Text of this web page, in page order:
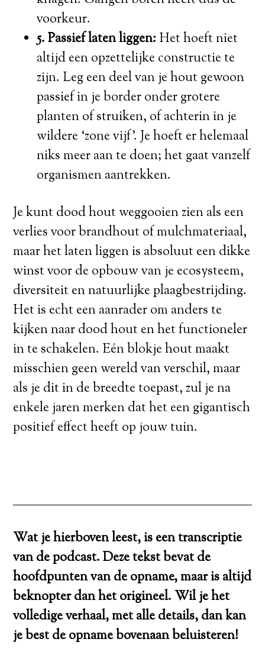
voorkeur.
5. Passief laten liggen: Het hoeft niet
altijd een opzettelijke constructie te
zijn. Leg een deel van je hout gewoon
passief in je border onder grotere
planten of struiken, of achterin in je
wildere ‘zone vijf’. Je hoeft er helemaal
niks meer aan te doen; het gaat vanzelf
organismen aantrekken.
Je kunt dood hout weggooien zien als een
verlies voor brandhout of mulchmateriaal,
maar het laten liggen is absoluut een dikke
winst voor de opbouw van je ecosysteem,
diversiteit en natuurlijke plaagbestrijding.
Het is echt een aanrader om anders te
kijken naar dood hout en het functioneler
in te schakelen. Eén blokje hout maakt
misschien geen wereld van verschil, maar
als je dit in de breedte toepast, zul je na
enkele jaren merken dat het een gigantisch
positief effect heeft op jouw tuin.
Wat je hierboven leest, is een transcriptie
van de podcast. Deze tekst bevat de
hoofdpunten van de opname, maar is altijd
beknopter dan het origineel. Wil je het
volledige verhaal, met alle details, dan kan
je best de opname bovenaan beluisteren!